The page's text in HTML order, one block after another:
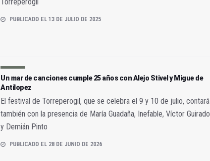
Torreperogil
PUBLICADO EL 13 DE JULIO DE 2025
Un mar de canciones cumple 25 años con Alejo Stivel y Migue de
Antílopez
El festival de Torreperogil, que se celebra el 9 y 10 de julio, contará
también con la presencia de María Guadaña, Inefable, Víctor Guirado
y Demián Pinto
PUBLICADO EL 28 DE JUNIO DE 2026